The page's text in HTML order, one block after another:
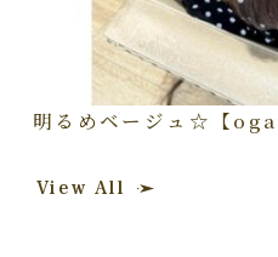
明るめベージュ☆【
View All